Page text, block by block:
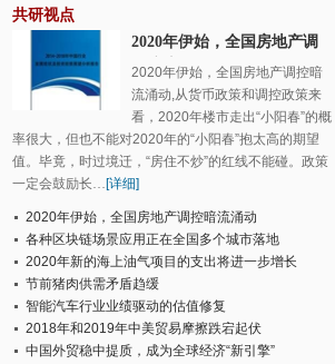
共研视点
2020年伊始，全国房地产调
控暗流涌动
2020年伊始，全国房地产调控暗
流涌动,从货币政策和调控政策来
看，2020年楼市走出“小阳春”的概
率很大，但也不能对2020年的“小阳春”抱太高的期望
值。毕竟，时过境迁，“房住不炒”的红线不能碰。政策
一定会鼓励长…[详细]
2020年伊始，全国房地产调控暗流涌动
各种区块链场景应用正在全国多个城市落地
2020年新的海上油气项目的支出将进一步增长
节前猪肉供需矛盾趋缓
智能汽车行业业绩驱动的估值修复
2018年和2019年中美贸易摩擦跌宕起伏
中国外贸稳中提质，成为全球经济“新引擎”